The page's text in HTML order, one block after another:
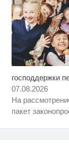
господдержки
07.08.2026
На
пакет
Т-